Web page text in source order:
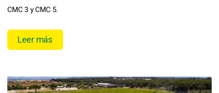
CMC 3 y CMC 5.
Leer más